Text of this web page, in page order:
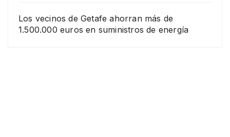
Los vecinos de Getafe ahorran más de
1.500.000 euros en suministros de energía